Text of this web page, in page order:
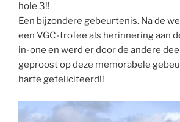
hole 3!!
Een bijzondere gebeurtenis. Na de
een VGC-trofee als herinnering aan
in-one en werd er door de andere
geproost op deze memorabele
harte gefeliciteerd!!